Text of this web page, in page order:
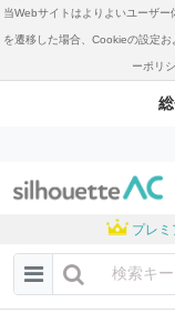
当Webサイトはよりよいユーザ
を遷移した場合、Cookieの設定
ーポリ
プレ